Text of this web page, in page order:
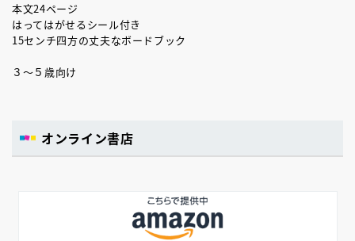
本文24ページ
はってはがせるシール付き
15センチ四方の丈夫なボードブック
３～５歳向け
オンライン書店